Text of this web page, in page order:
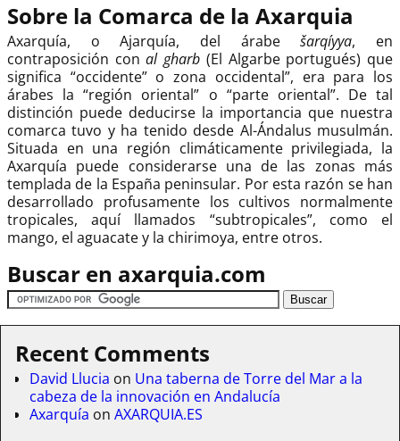
Sobre la Comarca de la Axarquia
Axarquía, o Ajarquía, del árabešarqíyya, en
contraposición conal gharb (El Algarbe portugués) que
significa “occidente” o zona occidental”, era para los
árabes la “región oriental” o “parte oriental”. De tal
distinción puede deducirse la importancia que nuestra
comarca tuvo y ha tenido desde Al-Ándalus musulmán.
Situada en una región climáticamente privilegiada, la
Axarquía puede considerarse una de las zonas más
templada de la España peninsular. Por esta razón se han
desarrollado profusamente los cultivos normalmente
tropicales, aquí llamados “subtropicales”, como el
mango, el aguacate y la chirimoya, entre otros.
Buscar en axarquia.com
Recent Comments
David Llucia on Una taberna de Torre del Mar a la
cabeza de la innovación en Andalucía
Axarquía on AXARQUIA.ES